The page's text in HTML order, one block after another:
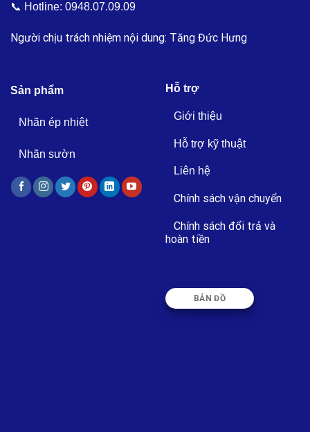
📞 Hotline: 0948.07.09.09
Người chịu trách nhiệm nội dung: Tăng Đức Hưng
Sản phẩm
Nhãn ép nhiệt
Nhãn sườn
Hỗ trợ
Giới thiệu
Hỗ trợ kỹ thuật
Liên hệ
Chính sách vận chuyển
Chính sách đổi trả và
hoàn tiền
BẢN ĐỒ